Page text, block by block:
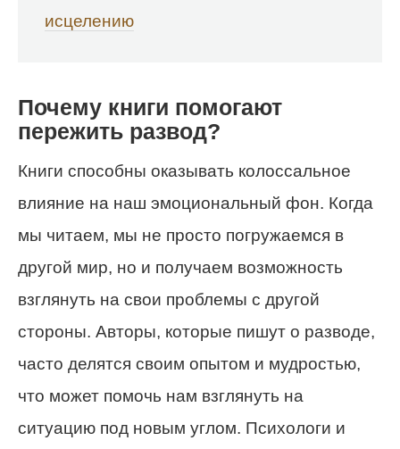
исцелению
Почему книги помогают
пережить развод?
Книги способны оказывать колоссальное
влияние на наш эмоциональный фон. Когда
мы читаем, мы не просто погружаемся в
другой мир, но и получаем возможность
взглянуть на свои проблемы с другой
стороны. Авторы, которые пишут о разводе,
часто делятся своим опытом и мудростью,
что может помочь нам взглянуть на
ситуацию под новым углом. Психологи и